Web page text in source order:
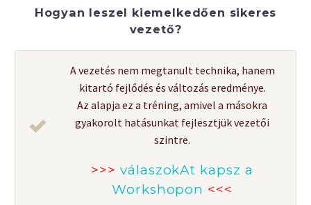
Hogyan leszel kiemelkedően sikeres
vezető?
A vezetés nem megtanult technika, hanem
kitartó fejlődés és változás eredménye.
Az alapja ez a tréning, amivel a másokra
gyakorolt hatásunkat fejlesztjük vezetői
szintre.
>>> válaszokAt kapsz a
Workshopon <<<